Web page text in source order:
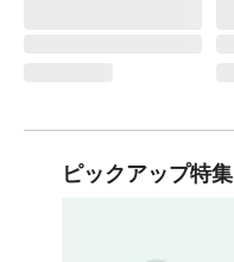
ピックアップ特集